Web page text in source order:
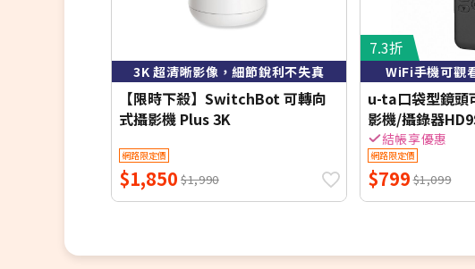
先，降低電費支出。
3K 超清晰影像，細節銳利不失真
【限時下殺】SwitchBot 可轉向
式攝影機 Plus 3K
網路限定價
$1,850 $1,990
7.3折
WiFi手機可觀
u-ta口袋型鏡
影機/攝錄器
白光全彩 紅外線
結帳享優惠
網路限定價
$799$1,099